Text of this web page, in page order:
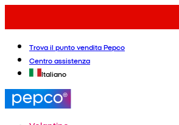
Trova il punto vendita Pepco
Centro assistenza
Italiano